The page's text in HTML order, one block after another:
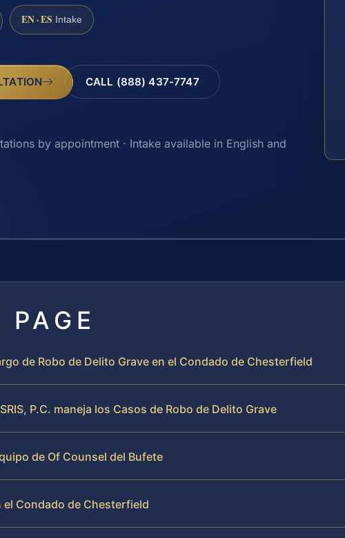
EN · ES Intake
CALL (888) 437-7747
by appointment · Intake available in English and
de Robo de Delito Grave en el Condado de Chesterfield
P.C. maneja los Casos de Robo de Delito Grave
de Of Counsel del Bufete
el Condado de Chesterfield